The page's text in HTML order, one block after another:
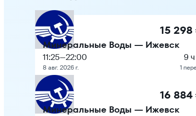
15 298
Минеральные Воды — Ижевск
11:25—22:00
8 авг. 2026 г.
9
1
16 884
Минеральные Воды — Ижевск